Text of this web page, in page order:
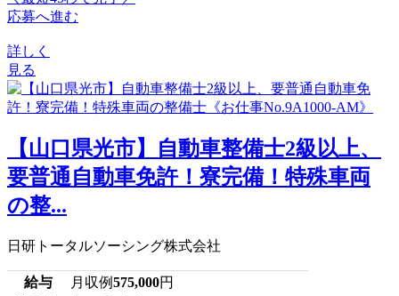
応募へ進む
詳しく
見る
【山口県光市】自動車整備士2級以上、
要普通自動車免許！寮完備！特殊車両
の整...
日研トータルソーシング株式会社
給与 月収例575,000円